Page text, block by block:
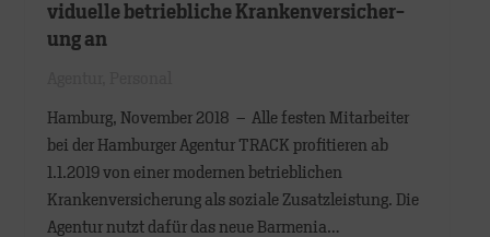
viduelle be­trieb­liche Kran­ken­versicher­
ung an
Hamburg, November 2018 – Alle festen Mitarbeiter
bei der Hamburger Agentur TRACK profitieren ab
1.1.2019 von einer modernen betrieblichen
Krankenversicherung als soziale Zusatzleistung. Die
Agentur nutzt dafür das neue Barmenia…